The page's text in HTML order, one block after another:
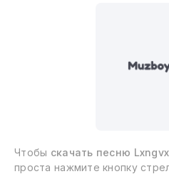
Чтобы скачать песню
проста нажмите кнопку